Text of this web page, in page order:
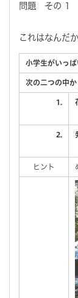
問題 その 1
これはなんだ
小学生がいっ
次の二つの中か
1.
2.
ヒント